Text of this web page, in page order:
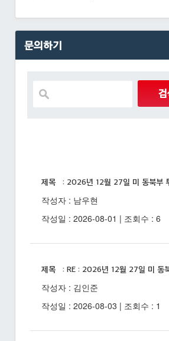
문의하기
제목 : 2026년 12월 27일 미 동북부
작성자 : 남우현
작성일 : 2026-08-01 | 조회수 : 6
제목 : RE : 2026년 12월 27일 미 동
작성자 : 김인준
작성일 : 2026-08-03 | 조회수 : 1